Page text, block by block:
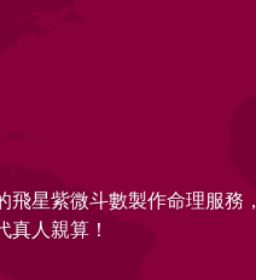
星紫微斗數製作命理服務，
人親算！